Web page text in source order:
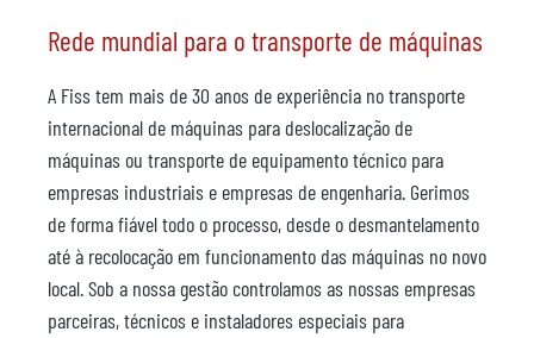
Rede mundial para o transporte de máquinas
A Fiss tem mais de 30 anos de experiência no transporte
internacional de máquinas para deslocalização de
máquinas ou transporte de equipamento técnico para
empresas industriais e empresas de engenharia. Gerimos
de forma fiável todo o processo, desde o desmantelamento
até à recolocação em funcionamento das máquinas no novo
local. Sob a nossa gestão controlamos as nossas empresas
parceiras, técnicos e instaladores especiais para